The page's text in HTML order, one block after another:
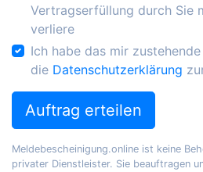
Vertragserfüllung durch Sie
verliere
Ich habe das mir zustehende
die Datenschutzerklärung
Auftrag erteilen
Meldebescheinigung.online ist keine
privater Dienstleister. Sie beauftragen